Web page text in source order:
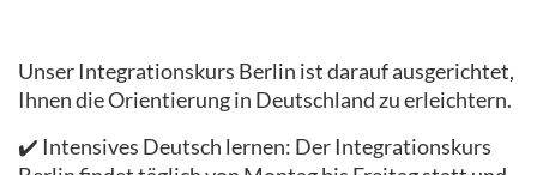
Unser Integrationskurs Berlin ist darauf ausgerichtet,
Ihnen die Orientierung in Deutschland zu erleichtern.
✔️ Intensives Deutsch lernen: Der Integrationskurs